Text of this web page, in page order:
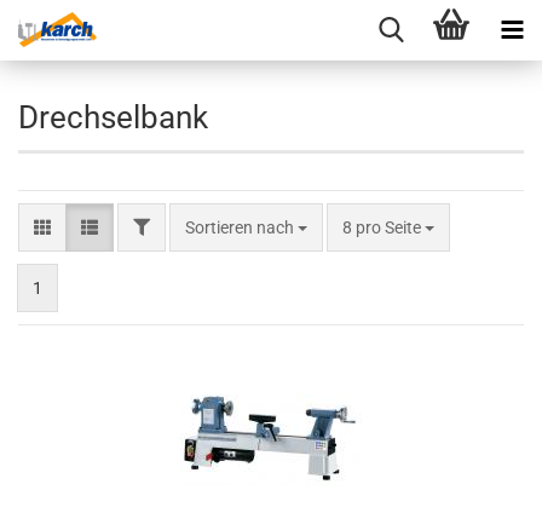
Drechselbank
FILTERSortieren nach
Sortieren nach 8 pro Seite
pro Seite
1